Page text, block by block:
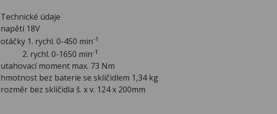
Technické údaje
napětí 18V
otáčky 1. rychl. 0-450 min-1
2. rychl. 0-1650 min-1
utahovací moment max. 73 Nm
hmotnost bez baterie se sklíčidlem 1,34 kg
rozměr bez sklíčidla š. x v. 124 x 200mm